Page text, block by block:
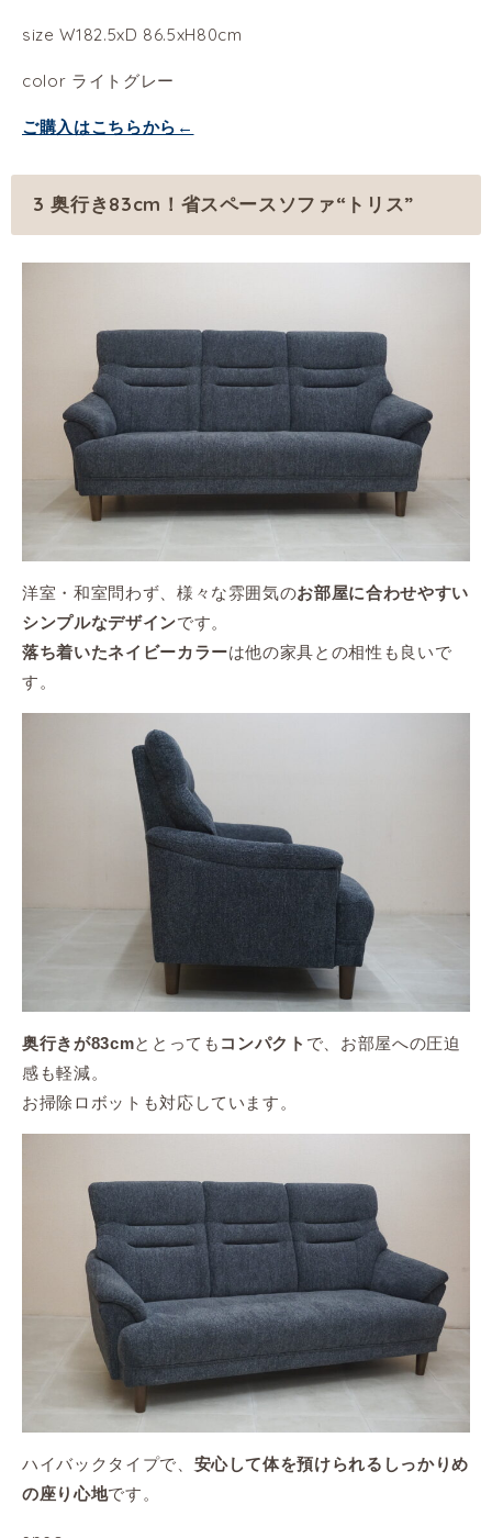
size W182.5xD 86.5xH80cm
color ライトグレー
ご購入はこちらから←
3 奥行き83cm！省スペースソファ“トリス”
洋室・和室問わず、様々な雰囲気のお部屋に合わせやすい
シンプルなデザインです。
落ち着いたネイビーカラーは他の家具との相性も良いで
す。
奥行きが83cmととっても コンパクト で、お部屋への圧迫
感も軽減。
お掃除ロボットも対応しています。
ハイバックタイプで、 安心して体を預けられるしっかりめ
の座り心地です。